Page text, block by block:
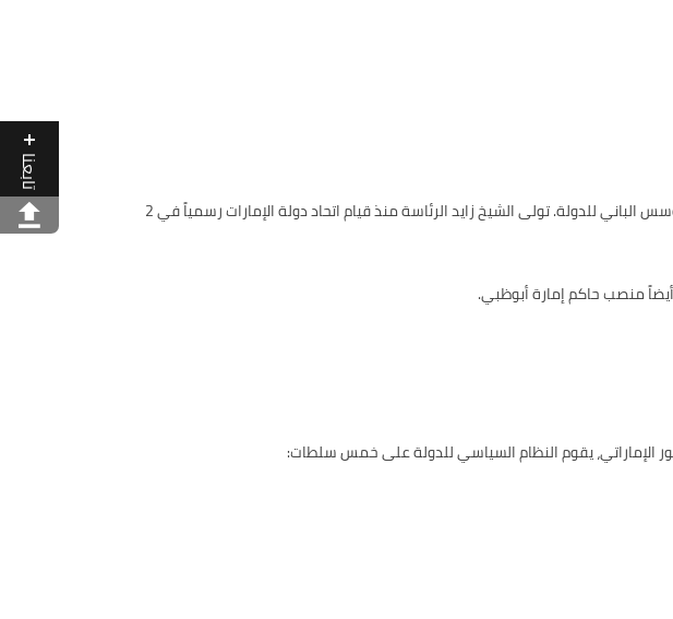
تابعنا
، كان الرئيس الأول لدولة الإمارات العربية المتحدة، ولُقب بالمؤسس الباني للدولة. تولى الشيخ زايد الرئاسة منذ قيام اتحاد دولة الإمارات رسمياً في 2
الإماراتي، يقوم النظام السياسي للدولة على خمس سلطات: